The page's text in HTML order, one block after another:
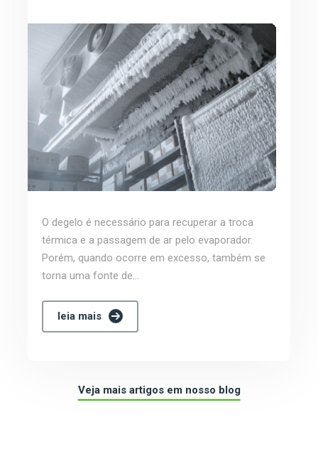
O degelo é necessário para recuperar a troca
térmica e a passagem de ar pelo evaporador.
Porém, quando ocorre em excesso, também se
torna uma fonte de...
leia mais
Veja mais artigos em nosso blog